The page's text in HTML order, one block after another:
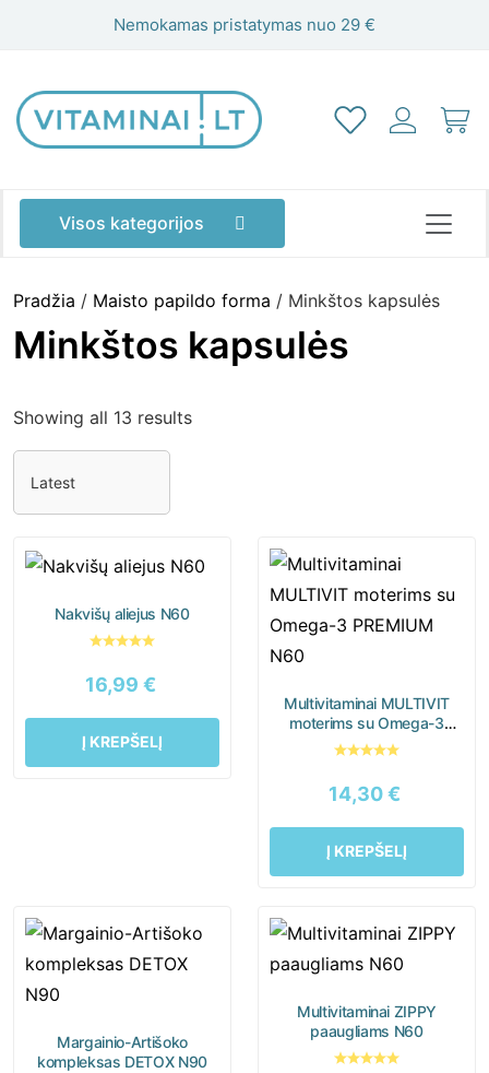
Nemokamas pristatymas nuo 29 €
Visos kategorijos
Akims
Moterims
Nervų sistemai
Odai Organizmo valymui
Plaukams
Širdžiai Sportuojantiems
Moterys Paaugliai
Pradžia / Maisto papildo forma / Minkštos kapsulės
Minkštos kapsulės
Showing all 13 results
Nakvišų aliejus N60
16,99 €
Į KREPŠELĮ
Multivitaminai MULTIVIT
moterims su Omega-3
PREMIUM N60
14,30€
Į KREPŠELĮ
Margainio-Artišoko
kompleksas DETOX N90
Multivitaminai ZIPPY
paaugliams N60